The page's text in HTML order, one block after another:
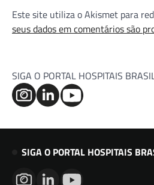
Este site utiliza o Akismet para
seus dados em comentários são
SIGA O PORTAL HOSPITAIS
SIGA O PORTAL HOSPITAIS